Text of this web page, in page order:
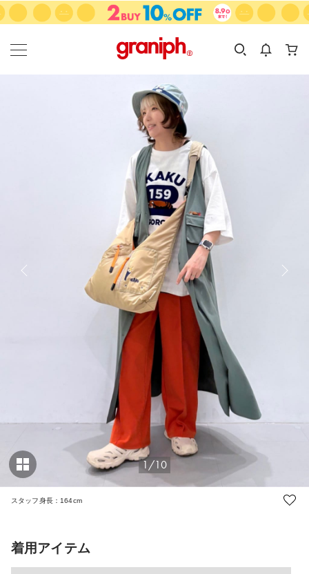
カテゴリーから探す
KIDS
カテゴリ
サイズ
1/10
スタッフ身長：164cm
着用アイテム